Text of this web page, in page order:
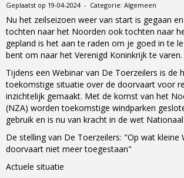
Geplaatst op 19-04-2024 - Categorie: Algemeen
Nu het zeilseizoen weer van start is gegaan
tochten naar het Noorden ook tochten naar
gepland is het aan te raden om je goed in te
bent om naar het Verenigd Koninkrijk te varen.
Tijdens een Webinar van De Toerzeilers is de
toekomstige situatie over de doorvaart voor
inzichtelijk gemaakt. Met de komst van het
(NZA) worden toekomstige windparken
gebruik en is nu van kracht in de wet
De stelling van De Toerzeilers: "Op wat kleine
doorvaart niet meer toegestaan"
Actuele situatie